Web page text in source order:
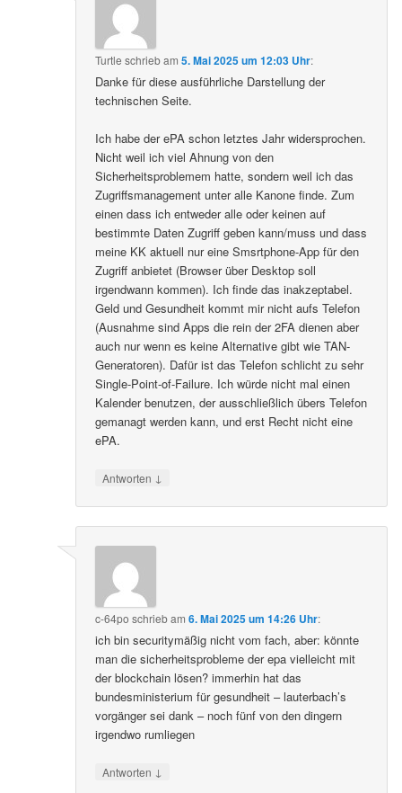
Turtle schriebam5. Mai 2025 um 12:03 Uhr:
Danke für diese ausführliche Darstellung der
technischen Seite.
Ich habe der ePA schon letztes Jahr widersprochen.
Nicht weil ich viel Ahnung von den
Sicherheitsproblemem hatte, sondern weil ich das
Zugriffsmanagement unter alle Kanone finde. Zum
einen dass ich entweder alle oder keinen auf
bestimmte Daten Zugriff geben kann/muss und dass
meine KK aktuell nur eine Smsrtphone-App für den
Zugriff anbietet (Browser über Desktop soll
irgendwann kommen). Ich finde das inakzeptabel.
Geld und Gesundheit kommt mir nicht aufs Telefon
(Ausnahme sind Apps die rein der 2FA dienen aber
auch nur wenn es keine Alternative gibt wie TAN-
Generatoren). Dafür ist das Telefon schlicht zu sehr
Single-Point-of-Failure. Ich würde nicht mal einen
Kalender benutzen, der ausschließlich übers Telefon
gemanagt werden kann, und erst Recht nicht eine
ePA.
Antworten ↓
c-64po schriebam6. Mai 2025 um 14:26 Uhr:
ich bin securitymäßig nicht vom fach, aber: könnte
man die sicherheitsprobleme der epa vielleicht mit
der blockchain lösen? immerhin hat das
bundesministerium für gesundheit – lauterbach’s
vorgänger sei dank – noch fünf von den dingern
irgendwo rumliegen
Antworten ↓